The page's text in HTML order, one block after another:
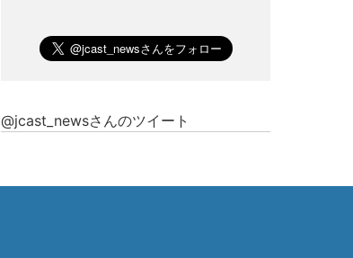
@jcast_newsさんのツイート